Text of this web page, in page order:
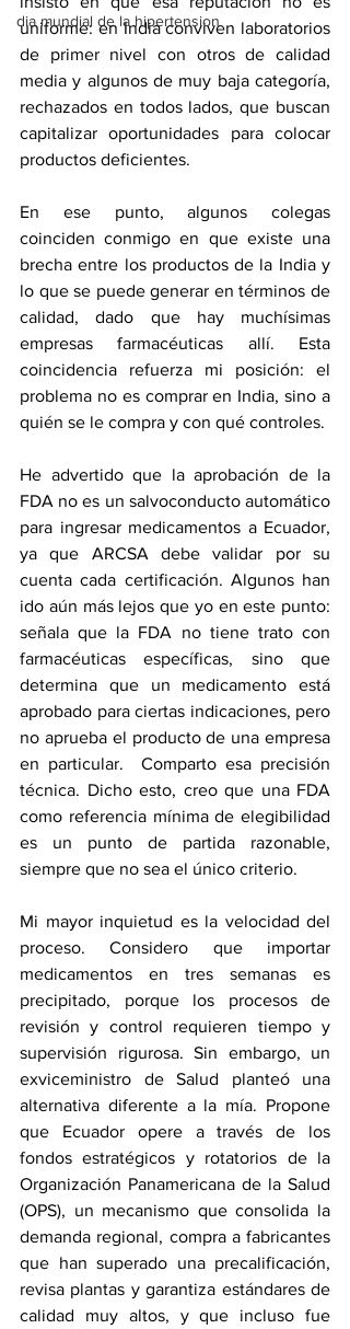
dia mundial de la hipertension
uniforme: en India conviven laboratorios
de primer nivel con otros de calidad
media y algunos de muy baja categoría,
rechazados en todos lados, que buscan
capitalizar oportunidades para colocar
productos deficientes.
En ese punto, algunos colegas
coinciden conmigo en que existe una
brecha entre los productos de la India y
lo que se puede generar en términos de
calidad, dado que hay muchísimas
empresas farmacéuticas allí. Esta
coincidencia refuerza mi posición: el
problema no es comprar en India, sino a
quién se le compra y con qué controles.
He advertido que la aprobación de la
FDA no es un salvoconducto automático
para ingresar medicamentos a Ecuador,
ya que ARCSA debe validar por su
cuenta cada certificación. Algunos han
ido aún más lejos que yo en este punto:
señala que la FDA no tiene trato con
farmacéuticas específicas, sino que
determina que un medicamento está
aprobado para ciertas indicaciones, pero
no aprueba el producto de una empresa
en particular.  Comparto esa precisión
técnica. Dicho esto, creo que una FDA
como referencia mínima de elegibilidad
es un punto de partida razonable,
siempre que no sea el único criterio.
Mi mayor inquietud es la velocidad del
proceso. Considero que importar
medicamentos en tres semanas es
precipitado, porque los procesos de
revisión y control requieren tiempo y
supervisión rigurosa. Sin embargo, un
exviceministro de Salud planteó una
alternativa diferente a la mía. Propone
que Ecuador opere a través de los
fondos estratégicos y rotatorios de la
Organización Panamericana de la Salud
(OPS), un mecanismo que consolida la
demanda regional, compra a fabricantes
que han superado una precalificación,
revisa plantas y garantiza estándares de
calidad muy altos, y que incluso fue